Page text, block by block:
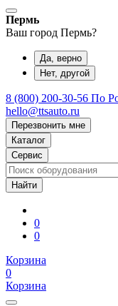
Пермь
Ваш город Пермь?
Да, верно
Нет, другой
8 (800) 200-30-56 По
hello@ttsauto.ru
Перезвонить мне
Каталог
Сервис
0
0
Корзина
0
Корзина